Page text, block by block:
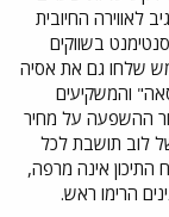
לאווירה החיובית
בשווקים
שלחו גם את אסיה
והמשקיעים
ההשפעה על מחיר
לוב תושבת לכל
אינה מרפה,
הרימו ראש.